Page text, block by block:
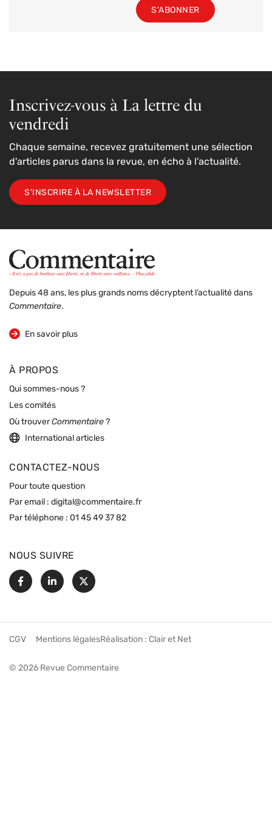
S'ABONNER
Inscrivez-vous à La lettre du
vendredi
Chaque semaine, recevez gratuitement une sélection
d'articles parus dans la revue, en écho à l'actualité.
S'INSCRIRE À LA NEWSLETTER
Depuis 48 ans, les plus grands noms décryptent l’actualité dans
Commentaire.
En savoir plus
sur la revue
À PROPOS
Qui sommes-nous ?
Les comités
Où trouverCommentaire ?
International articles
CONTACTEZ-NOUS
Pour toute question
Par email : digital@commentaire.fr
Par téléphone : 01 45 49 37 82
NOUS SUIVRE
FacebookLinkedin
X
© 2026 Revue Commentaire
CGV Mentions légalesRéalisation : Clair et Net